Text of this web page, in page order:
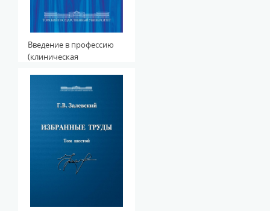
Введение в профессию
(клиническая